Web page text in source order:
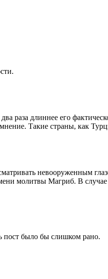
раза длиннее его
Такие страны, как
невооруженным
молитвы Магриб. В
пост было бы слишком рано.